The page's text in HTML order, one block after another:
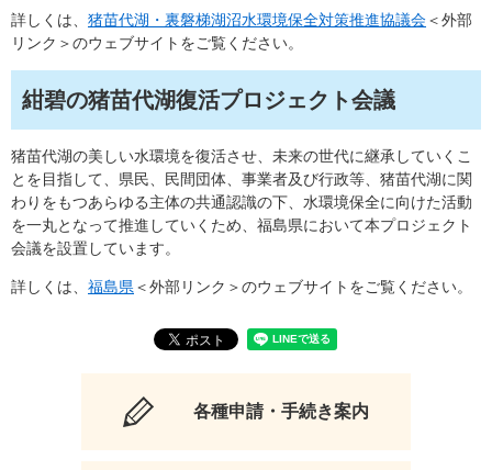
詳しくは、 猪苗代湖・裏磐梯湖沼水環境保全対策推進協議会＜外部
リンク＞のウェブサイトをご覧ください。
紺碧の猪苗代湖復活プロジェクト会議
猪苗代湖の美しい水環境を復活させ、未来の世代に継承していくこ
とを目指して、県民、民間団体、事業者及び行政等、猪苗代湖に関
わりをもつあらゆる主体の共通認識の下、水環境保全に向けた活動
を一丸となって推進していくため、福島県において本プロジェクト
会議を設置しています。
詳しくは、 福島県 ＜外部リンク＞のウェブサイトをご覧ください。
各種申請・手続き案内